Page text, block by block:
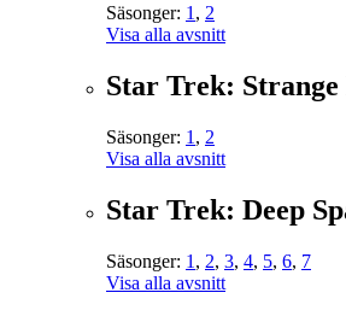
Säsonger: 1 , 2
Visa alla avsnitt
Star Trek:
Säsonger: 1 , 2
Visa alla avsnitt
Star Trek: Deep
Säsonger: 1 , 2, 3, 4, 5, 6, 7
Visa alla avsnitt